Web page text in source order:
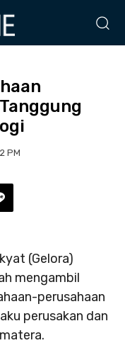
PM
(Gelora)
mengambil
perusahaan
perusakan dan